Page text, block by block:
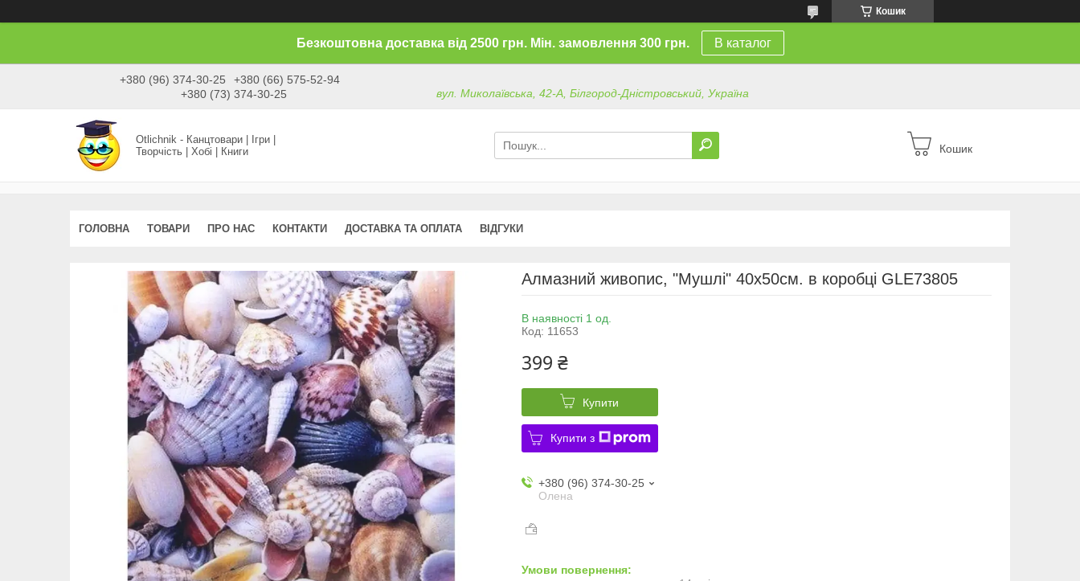
Кошик
Безкоштовна доставка від 2500 грн. Мін. замовлення 300 грн. В каталог
+380 (96) 374-30-25
+380 (66) 575-52-94
+380 (73) 374-30-25
вул. Миколаївська, 42-А, Білгород-Дністровський, Україна
Otlichnik - Канцтовари | Ігри |
Творчість | Хобі | Книги
Кошик
ГОЛОВНА ТОВАРИ ПРО НАС КОНТАКТИ ДОСТАВКА ТА ОПЛАТА ВІДГУКИ
Алмазний живопис, "Мушлі" 40х50см. в коробці GLE73805
В наявності 1 од.
Код: 11653
399 ₴
Купити
Купити з
+380 (96) 374-30-25
Олена